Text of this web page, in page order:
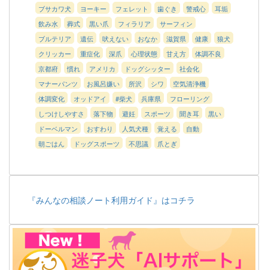
ブサカワ犬
ヨーキー フェレット 歯ぐき 警戒心
耳垢
飲み水
葬式 黒い爪 フィラリア
サーフィン
ブルテリア
遺伝 吠えない おなか 滋賀県 健康
狼犬
クリッカー
重症化 深爪 心理状態 甘え方
体調不良
京都府
慣れ アメリカ ドッグシッター
社会化
マナーパンツ
お風呂嫌い 所沢 シワ
空気清浄機
体調変化
オッドアイ #柴犬 兵庫県
フローリング
しつけしやすさ
落下物 避妊 スポーツ 聞き耳
黒い
ドーベルマン
おすわり 人気犬種 覚える
自動
朝ごはん
ドッグスポーツ 不思議 爪とぎ
『みんなの相談ノート利用ガイド』はコチラ